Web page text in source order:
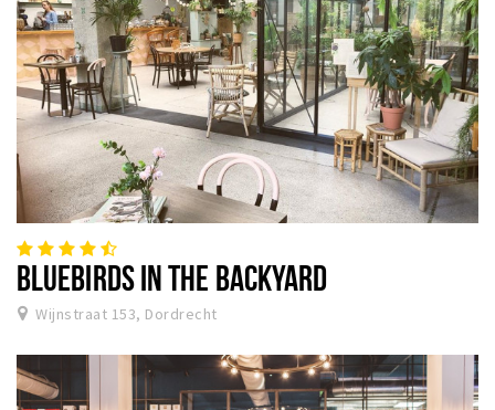
BLUEBIRDS IN THE BACKYARD
Wijnstraat 153, Dordrecht